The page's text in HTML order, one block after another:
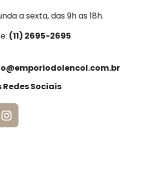
a sexta, das 9h as 18h.
(11) 2695-2695
Redes Sociais